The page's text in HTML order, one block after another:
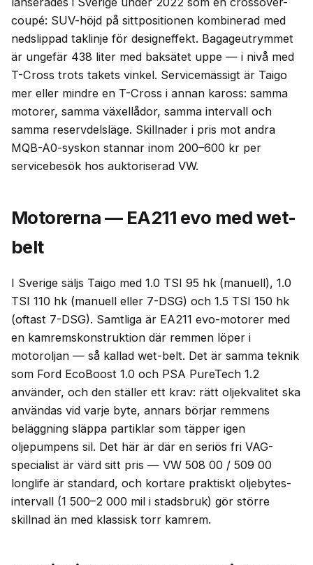
coupé: SUV-höjd på sittpositionen kombinerad med
nedslippad taklinje för designeffekt. Bagageutrymmet
är ungefär 438 liter med baksätet uppe — i nivå med
T-Cross trots takets vinkel. Servicemässigt är Taigo
mer eller mindre en T-Cross i annan kaross: samma
motorer, samma växellådor, samma intervall och
samma reservdelsläge. Skillnader i pris mot andra
MQB-A0-syskon stannar inom 200–600 kr per
servicebesök hos auktoriserad VW.
Motorerna — EA211 evo med wet-
belt
I Sverige säljs Taigo med 1.0 TSI 95 hk (manuell), 1.0
TSI 110 hk (manuell eller 7-DSG) och 1.5 TSI 150 hk
(oftast 7-DSG). Samtliga är EA211 evo-motorer med
en kamremskonstruktion där remmen löper i
motoroljan — så kallad wet-belt. Det är samma teknik
som Ford EcoBoost 1.0 och PSA PureTech 1.2
använder, och den ställer ett krav: rätt oljekvalitet ska
användas vid varje byte, annars börjar remmens
beläggning släppa partiklar som täpper igen
oljepumpens sil. Det här är där en seriös fri VAG-
specialist är värd sitt pris — VW 508 00 / 509 00
longlife är standard, och kortare praktiskt oljebytes-
intervall (1 500–2 000 mil i stadsbruk) gör större
skillnad än med klassisk torr kamrem.